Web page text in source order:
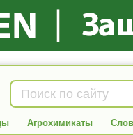
Агрохимикаты